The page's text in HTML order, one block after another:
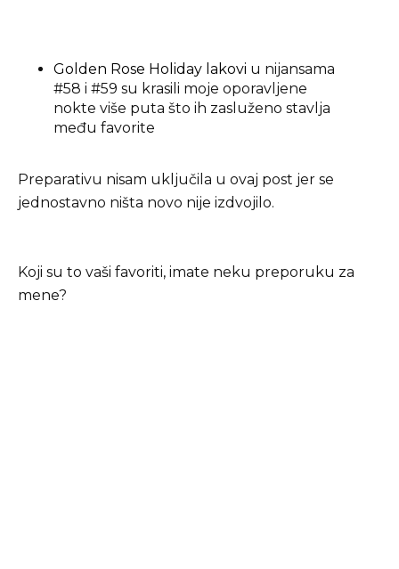
Golden Rose Holiday lakovi u nijansama
#58 i #59 su krasili moje oporavljene
nokte više puta što ih zasluženo stavlja
među favorite
Preparativu nisam uključila u ovaj post jer se
jednostavno ništa novo nije izdvojilo.
Koji su to vaši favoriti, imate neku preporuku za
mene?